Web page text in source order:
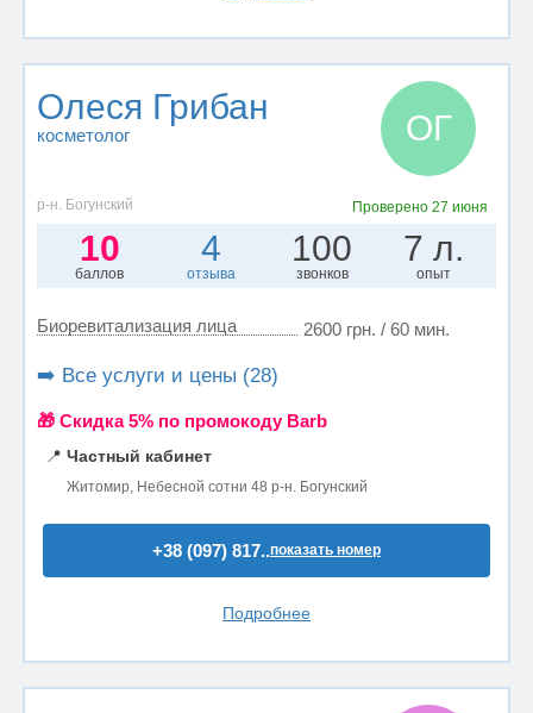
Олеся Грибан
косметолог ОГ
р-н. Богунский Проверено 27 июня
10
баллов
4
отзыва
100
звонков
7 л.
опыт
Биоревитализация лица 2600 грн. / 60 мин.
➡️ Все услуги и цены (28)
🎁 Cкидка 5% по промокоду Barb
📍 Частный кабинет
Житомир, Небесной сотни 48 р-н. Богунский
+38 (097) 817..показать номер
Подробнее